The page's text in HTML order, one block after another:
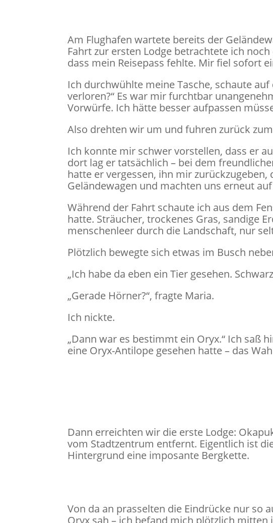
Am Flughafen wartete bereits der
Fahrt zur ersten Lodge betrachtete ich
dass mein Reisepass fehlte. Mir fiel sofort
Ich durchwühlte meine Tasche, schaute
verloren?“ Es war mir furchtbar
Vorwürfe. Ich hätte besser aufpassen
Also drehten wir um und fuhren zurück
Ich konnte mir schwer vorstellen, dass er
dort lag er tatsächlich – bei dem
hatte er vergessen, ihn mir
Geländewagen und machten uns erneut
Während der Fahrt schaute ich aus dem
hatte. Sträucher, trockenes Gras, sandige
menschenleer durch die Landschaft, nur
Plötzlich bewegte sich etwas im Busch
„Ich habe da eben ein Tier gesehen.
„Gerade Hörner?“, fragte Maria.
Ich nickte.
„Dann war es bestimmt ein Oryx.“ Ich saß
eine Oryx-Antilope gesehen hatte – das
Dann erreichten wir die erste Lodge:
vom Stadtzentrum entfernt. Eigentlich ist
Hintergrund eine imposante Bergkette.
Von da an prasselten die Eindrücke nur so